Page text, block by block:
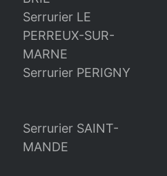
Serrurier LE
PERREUX-SUR-
MARNE
Serrurier PERIGNY
Serrurier SAINT-
MANDE